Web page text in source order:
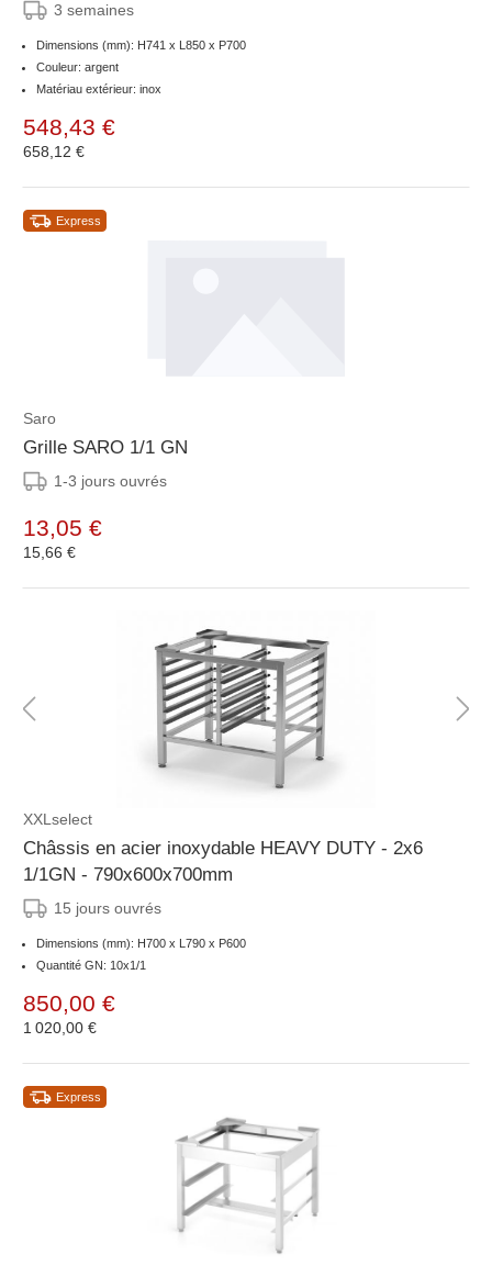
3 semaines
Dimensions (mm): H741 x L850 x P700
Couleur: argent
Matériau extérieur: inox
548,43 €
658,12 €
Express
Saro
Grille SARO 1/1 GN
1-3 jours ouvrés
13,05 €
15,66 €
XXLselect
Châssis en acier inoxydable HEAVY DUTY - 2x6
1/1GN - 790x600x700mm
15 jours ouvrés
Dimensions (mm): H700 x L790 x P600
Quantité GN: 10x1/1
850,00 €
1 020,00 €
Express